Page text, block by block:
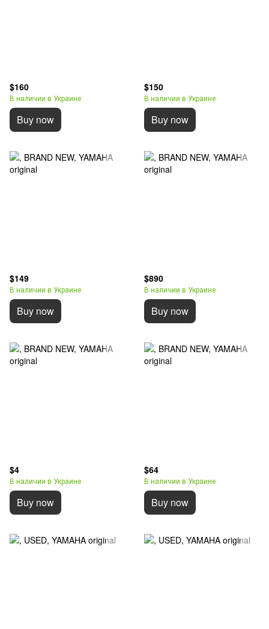
$160
В наличии в Украине
Buy now
$150
В наличии в Украине
Buy now
$149
В наличии в Украине
Buy now
$890
В наличии в Украине
Buy now
$4
В наличии в Украине
Buy now
$64
В наличии в Украине
Buy now